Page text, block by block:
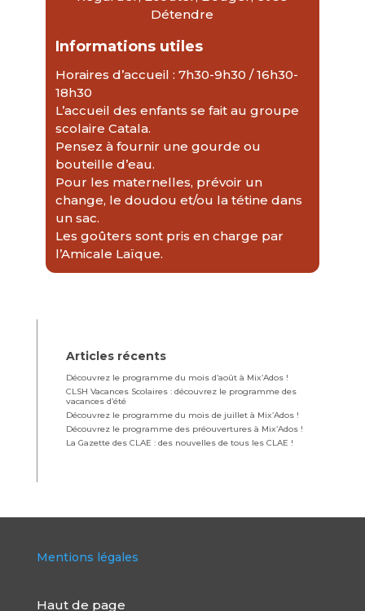
Détendre
Informations utiles
Horaires d’accueil : 7h30-9h30 / 16h30-
18h30
L’accueil des enfants se fait au groupe
scolaire Catala.
Pensez à fournir une gourde ou
bouteille d’eau.
Pour les maternelles, prévoir un
change, le doudou et/ou la tétine dans
un sac.
Les goûters sont pris en charge par
l’Amicale Laïque.
Articles récents
Découvrez le programme du mois d’août à Mix’Ados !
CLSH Vacances Scolaires : découvrez le programme des
vacances d’été
Découvrez le programme du mois de juillet à Mix’Ados !
Découvrez le programme des préouvertures à Mix’Ados !
La Gazette des CLAE : des nouvelles de tous les CLAE !
Mentions légales
Haut de page